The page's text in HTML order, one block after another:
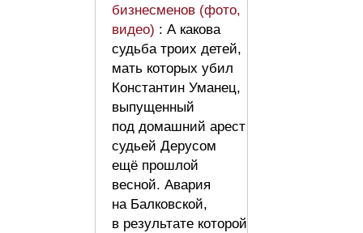
бизнесменов (фото,
видео) : А какова
судьба троих детей,
мать которых убил
Константин Уманец,
выпущенный
под домашний арест
судьей Дерусом
ещё прошлой
весной. Авария
на Балковской,
в результате которой